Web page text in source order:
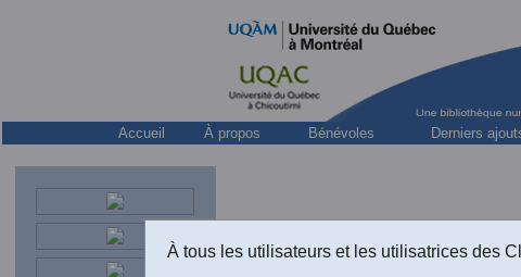
Accueil À propos Bénévoles Derniers
À tous les utilisateurs et les utilisatrices des